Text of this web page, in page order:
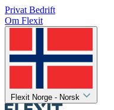
Privat Bedrift
Om Flexit
Flexit Norge - Norsk